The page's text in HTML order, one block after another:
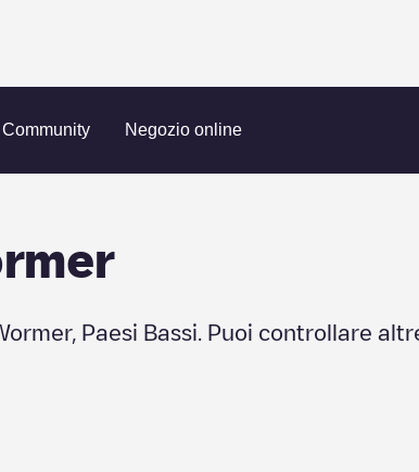
Community Negozio online
, Paesi Bassi . Puoi controllare